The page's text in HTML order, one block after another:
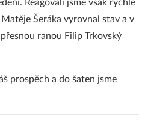
Reagovali jsme však rychle
Šeráka vyrovnal stav a v
ranou Filip Trkovský
prospěch a do šaten jsme